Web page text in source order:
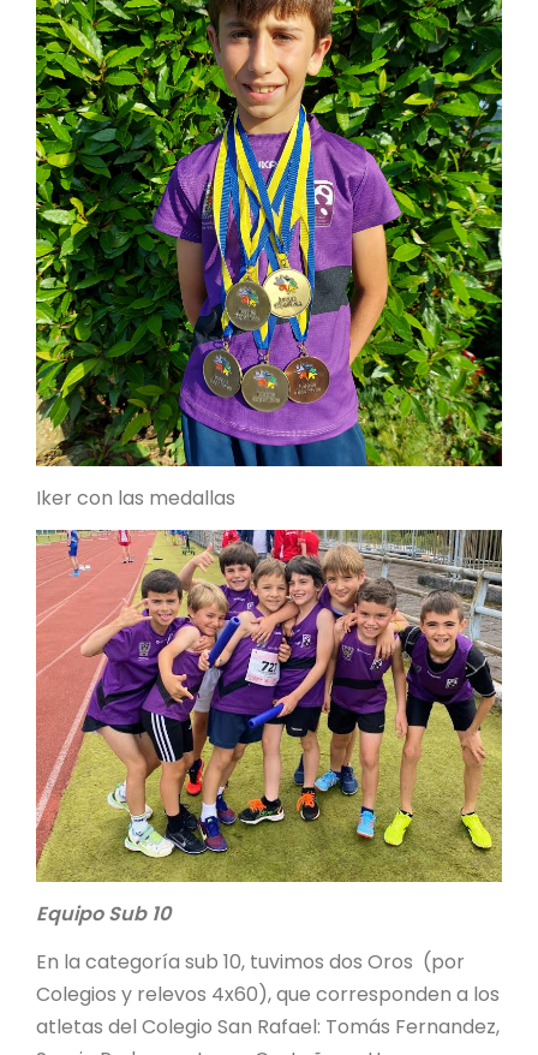
Iker con las medallas
Equipo Sub 10
En la categoría sub 10, tuvimos dos Oros (por
Colegios y relevos 4x60), que corresponden a los
atletas del Colegio San Rafael: Tomás Fernandez,